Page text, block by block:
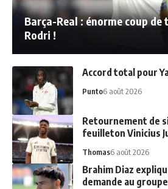
Barça-Real : énorme coup
Rodri !
Accord total pour
Punto6 août 2026
Retournement de
feuilleton Vinicius
Thomas6 août 2026
Brahim Diaz
demande au groupe